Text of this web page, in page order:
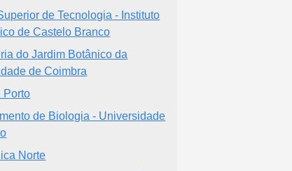
de Tecnologia - Instituto
de Castelo Branco
do Jardim Botânico da
de Coimbra
Porto
de Biologia - Universidade
Norte